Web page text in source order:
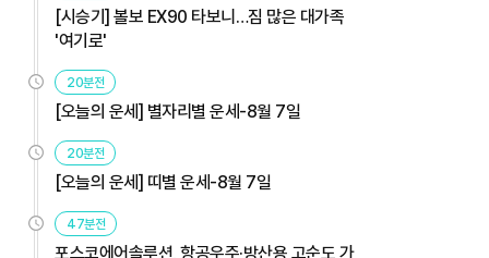
[시승기] 볼보 EX90 타보니…짐 많은 대가족
'여기로'
20분전
[오늘의 운세] 별자리별 운세-8월 7일
20분전
[오늘의 운세] 띠별 운세-8월 7일
47분전
포스코에어솔루션, 항공우주·방산용 고순도 가